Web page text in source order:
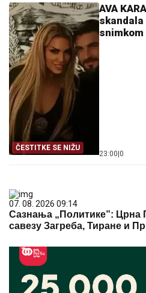
ČESTITKE SE NIŽU
AVA
23:00|0
07. 08. 2026 09:14
Сазнања „Политике”: Црна
савезу Загреба, Тиране и